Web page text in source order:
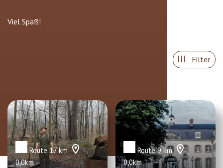
Viel Spaß!
Filter
Route 17 km
0,0km
Route 9 km
0,0km